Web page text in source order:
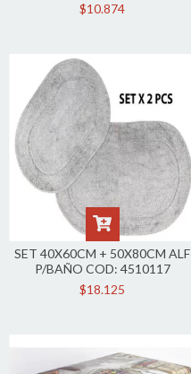
$10.874
SET 40X60CM + 50X80CM ALF
P/BAÑO COD: 4510117
$18.125